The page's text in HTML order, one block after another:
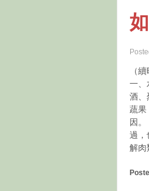
（
一、
酒、
蔬果
因
過，
解肉